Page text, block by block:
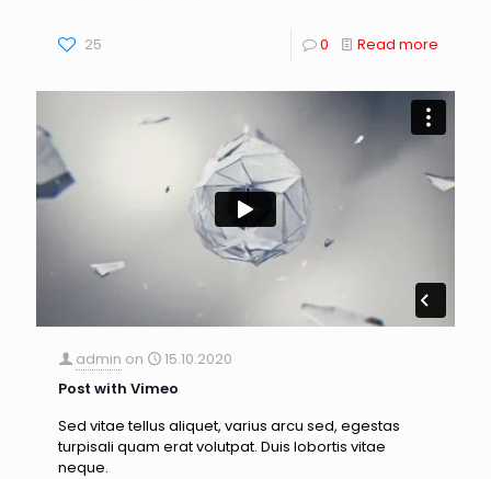
25 0 Read more
admin on
15.10.2020
Post with Vimeo
Sed vitae tellus aliquet, varius arcu sed, egestas
turpisali quam erat volutpat. Duis lobortis vitae
neque.